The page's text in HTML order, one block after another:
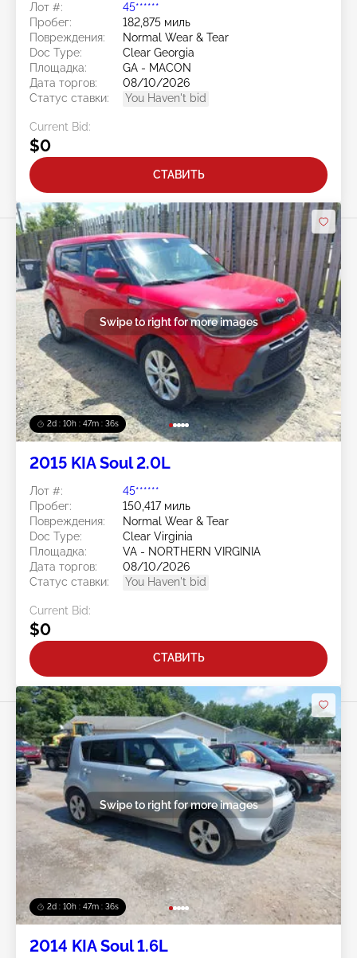
Лот #:
45******
Пробег:
182,875 миль
Повреждения:
Normal Wear & Tear
Doc Type:
Clear Georgia
Площадка:
GA - MACON
Дата торгов:
08/10/2026
Статус ставки:
You Haven't bid
Current Bid:
$0
СТАВИТЬ
2d : 10h : 47m : 33s
Swipe to right for more images
2015 KIA Soul 2.0L
Лот #:
45******
Пробег:
150,417 миль
Повреждения:
Normal Wear & Tear
Doc Type:
Clear Virginia
Площадка:
VA - NORTHERN VIRGINIA
Дата торгов:
08/10/2026
Статус ставки:
You Haven't bid
Current Bid:
$0
СТАВИТЬ
2d : 10h : 47m : 33s
Swipe to right for more images
2014 KIA Soul 1.6L